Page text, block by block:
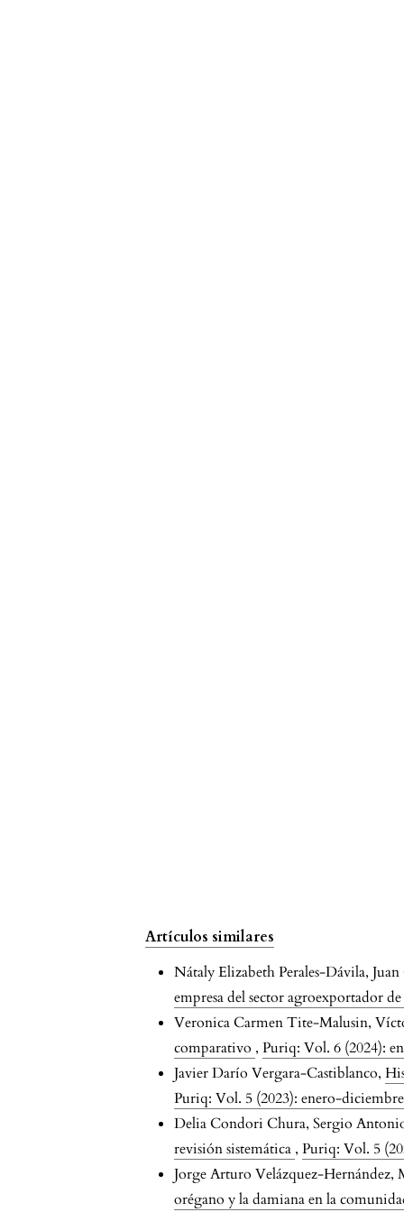
la Seguridad Sanitaria,
Infraestructura y Gestión del
Recurso Hídrico. FitoVida, 3(1),
10.56275/fitovida.v3i1.35
Lucio Ticona Carrizales, Polan
Franbalt Ferró-Gonzales, Cynthia
Milagros Apaza-Panca, Enrique
Gualberto Parillo Sosa, Cristóbal
Rufino Yapuchura Saico, Ingrid
Rossana Rodríguez Chokewanca
Artículos similares
Nátaly Elizabeth Perales-Dávila,
empresa del sector agroexportador
Veronica Carmen Tite-Malusin,
comparativo ,Puriq: Vol. 6 (2024):
Javier Darío Vergara-Castiblanco,
Puriq: Vol. 5 (2023): enero-
Delia Condori Chura, Sergio
revisión sistemática ,Puriq: Vol. 5
Jorge Arturo Velázquez-
orégano y la damiana en la